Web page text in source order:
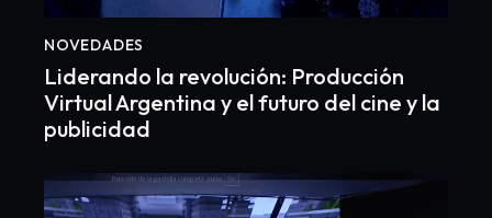
NOVEDADES
Liderando la revolución: Producción
Virtual Argentina y el futuro del cine y la
publicidad